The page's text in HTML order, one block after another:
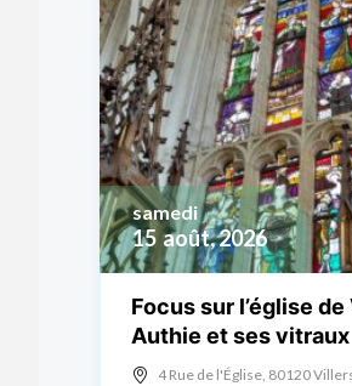
15 août, 2026
samedi
Focus sur l’église
Authie et ses vitraux
4 Rue de l'Église, 80120